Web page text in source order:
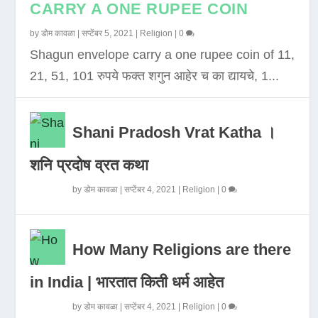
CARRY A ONE RUPEE COIN
byडोम कावळा |सप्टेंबर 5, 2021 Religion |0
Shagun envelope carry a one rupee coin of 11,
21, 51, 101 रुपये फक्त शगुन आहेर च का द्यायचे, 1...
Shani Pradosh Vrat Katha ।
शनि प्रदोष व्रत कथा
byडोम कावळा |सप्टेंबर 4, 2021 Religion |0
How Many Religions are there
in India | भारतात किती धर्म आहेत
byडोम कावळा |सप्टेंबर 4, 2021 Religion |0